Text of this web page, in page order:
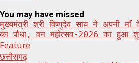
You may have missed
मुख्यमंत्री श्री विष्णुदेव साय ने अपनी माँ
का पौधा, वन महोत्सव-2026 का हुआ
Feature
छत्तीसगढ़